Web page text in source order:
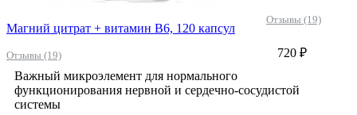
Магний цитрат + витамин B6, 120 капсул
Отзывы (19)
Отзывы (19)
720 ₽
Важный микроэлемент для нормального
функционирования нервной и сердечно-сосудистой
системы